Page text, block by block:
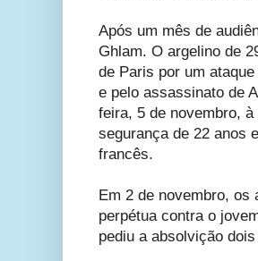
Após um mês de
Ghlam. O argelino de
de Paris por um
e pelo assassinato de
feira, 5 de novembro,
segurança de 22 anos
francês.
Em 2 de novembro, os
perpétua contra o
pediu a absolvição